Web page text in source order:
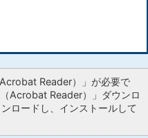
Reader）」が必要で
Acrobat Reader）」ダウンロ
ロードし、インストールして